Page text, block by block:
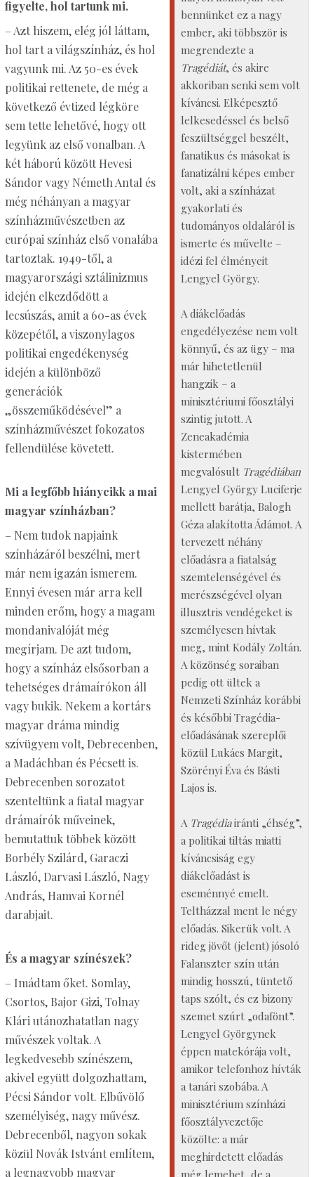
bennünket ez a nagy
ember, aki többször is
megrendezte a
Tragédiát, és akire
akkoriban senki sem volt
kíváncsi. Elképesztő
lelkesedéssel és belső
feszültséggel beszélt,
fanatikus és másokat is
fanatizálni képes ember
volt, aki a színházat
gyakorlati és
tudományos oldaláról is
ismerte és művelte –
idézi fel élményeit
Lengyel György.
A diákelőadás
engedélyezése nem volt
könnyű, és az ügy – ma
már hihetetlenül
hangzik – a
minisztériumi főosztályi
szintig jutott. A
Zeneakadémia
kistermében
megvalósult Tragédiában
Lengyel György Luciferje
mellett barátja, Balogh
Géza alakította Ádámot. A
tervezett néhány
előadásra a fiatalság
szemtelenségével és
merészségével olyan
illusztris vendégeket is
személyesen hívtak
meg, mint Kodály Zoltán.
A közönség soraiban
pedig ott ültek a
Nemzeti Színház korábbi
és későbbi Tragédia-
előadásának szereplői
közül Lukács Margit,
Szörényi Éva és Básti
Lajos is.
A Tragédiairánti „éhség”,
a politikai tiltás miatti
kíváncsiság egy
diákelőadást is
eseménnyé emelt.
Teltházzal ment le négy
előadás. Sikerük volt. A
rideg jövőt (jelent) jósoló
Falanszter szín után
mindig hosszú, tüntető
taps szólt, és ez bizony
szemet szúrt „odafönt”.
Lengyel Györgynek
éppen matekórája volt,
amikor telefonhoz hívták
a tanári szobába. A
minisztérium színházi
főosztályvezetője
közölte: a már
meghirdetett előadás
figyelte, hol tartunk mi.
– Azt hiszem, elég jól láttam,
hol tart a világszínház, és hol
vagyunk mi. Az 50-es évek
politikai rettenete, de még a
következő évtized légköre
sem tette lehetővé, hogy ott
legyünk az első vonalban. A
két háború között Hevesi
Sándor vagy Németh Antal és
még néhányan a magyar
színházművészetben az
európai színház első vonalába
tartoztak. 1949-től, a
magyarországi sztálinizmus
idején elkezdődött a
lecsúszás, amit a 60-as évek
közepétől, a viszonylagos
politikai engedékenység
idején a különböző
generációk
„összeműködésével” a
színházművészet fokozatos
fellendülése követett.
Mi a legfőbb hiánycikk a mai
magyar színházban?
– Nem tudok napjaink
színházáról beszélni, mert
már nem igazán ismerem.
Ennyi évesen már arra kell
minden erőm, hogy a magam
mondanivalóját még
megírjam. De azt tudom,
hogy a színház elsősorban a
tehetséges drámaírókon áll
vagy bukik. Nekem a kortárs
magyar dráma mindig
szívügyem volt, Debrecenben,
a Madáchban és Pécsett is.
Debrecenben sorozatot
szenteltünk a fiatal magyar
drámaírók műveinek,
bemutattuk többek között
Borbély Szilárd, Garaczi
László, Darvasi László, Nagy
András, Hamvai Kornél
darabjait.
És a magyar színészek?
– Imádtam őket. Somlay,
Csortos, Bajor Gizi, Tolnay
Klári utánozhatatlan nagy
művészek voltak. A
legkedvesebb színészem,
akivel együtt dolgozhattam,
Pécsi Sándor volt. Elbűvölő
személyiség, nagy művész.
Debrecenből, nagyon sokak
közül Novák Istvánt említem,
a legnagyobb magyar